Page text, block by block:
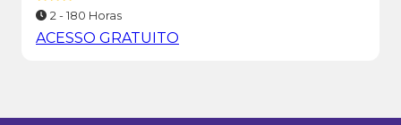
2 - 180 Horas
ACESSO GRATUITO